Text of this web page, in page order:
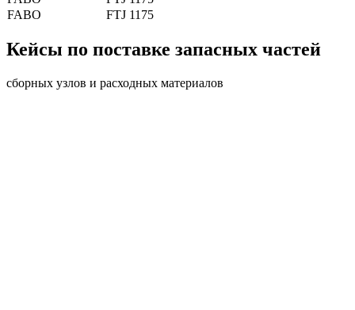
FABO
FTJ 1175
Кейсы по поставке запасных частей
сборных узлов и расходных материалов